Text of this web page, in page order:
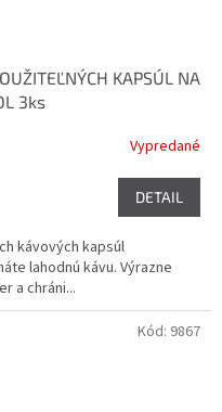
KAPSÚL NA
3ks
Vypredané
DETAIL
kávových kapsúl
lahodnú kávu. Výrazne
a chráni...
Kód: 9867